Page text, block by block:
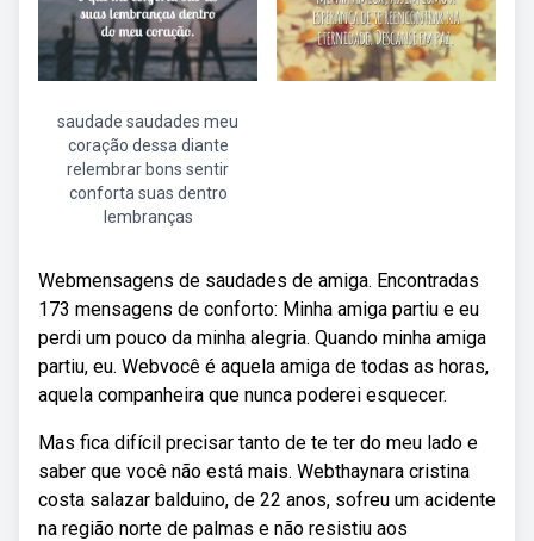
saudade saudades meu
coração dessa diante
relembrar bons sentir
conforta suas dentro
lembranças
Webmensagens de saudades de amiga. Encontradas
173 mensagens de conforto: Minha amiga partiu e eu
perdi um pouco da minha alegria. Quando minha amiga
partiu, eu. Webvocê é aquela amiga de todas as horas,
aquela companheira que nunca poderei esquecer.
Mas fica difícil precisar tanto de te ter do meu lado e
saber que você não está mais. Webthaynara cristina
costa salazar balduino, de 22 anos, sofreu um acidente
na região norte de palmas e não resistiu aos